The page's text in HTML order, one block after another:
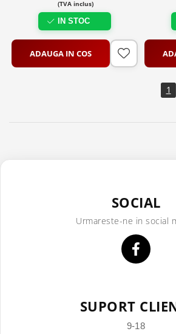
(TVA inclus)
IN STOC
ADAUGA IN COS
1
SOCIAL
Urmareste-ne in social
SUPORT
9-18